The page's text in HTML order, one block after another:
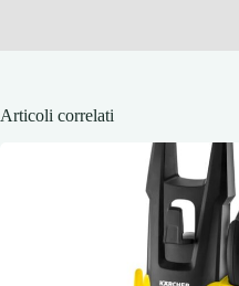
Articoli correlati